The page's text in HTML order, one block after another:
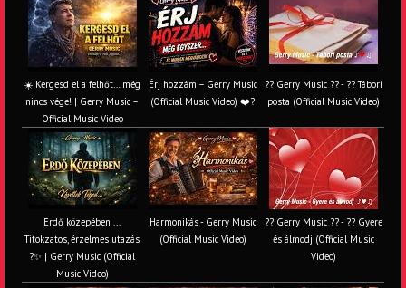
☀️ Kergesd el a felhőt… még
nincs vége! | Gerry Music –
Official Music Video
Érj hozzám – Gerry Music
(Official Music Video) ❤️?
?? Gerry Music ?? - ?? Tábori
posta (Official Music Video)
Erdő közepében ...
Titokzatos, érzelmes utazás
?✨ | Gerry Music (Official
Music Video)
Harmonikás - Gerry Music
(Official Music Video)
?? Gerry Music ?? - ?? Gyere
és álmodj (Official Music
Video)